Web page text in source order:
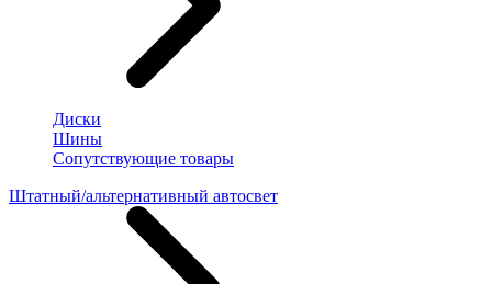
Диски
Шины
Сопутствующие товары
Штатный/альтернативный автосвет